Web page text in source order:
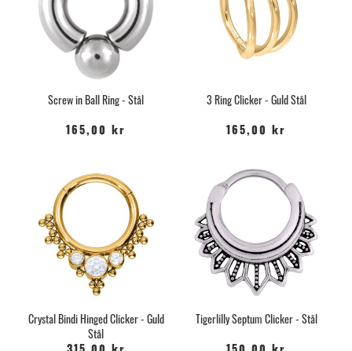
Screw in Ball Ring - Stål
165,00 kr
3 Ring Clicker - Guld Stål
165,00 kr
Crystal Bindi Hinged Clicker - Guld
Stål
Tigerlilly Septum Clicker - Stål